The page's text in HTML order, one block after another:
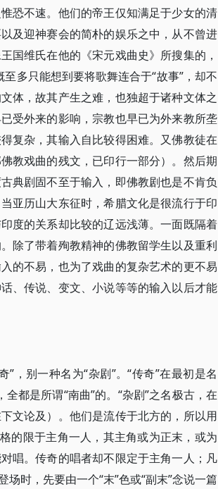
恐不速。他们的帝王仅知满足于少女的清
及迎神赛会的简朴的娱乐之中，从不曾进
国维氏在他的《宋元戏曲史》所搜集的，
多只能想到要将歌舞连合于“故事”，却不
体，故其产生之难，也独超于诸种文体之
受外来的影响，宗教也早已为外来教所垄
复杂，其输入自比较得困难。又佛教徒在
教戏曲的残文，已印行一部分）。然后期
典剧固不至于输入，即佛教剧也是不肯负
亚历山大东征时，希腊文化是很流行于印
度的关系却比较的辽远浅薄。一面既隔着
除了带着殉教精神的佛教留学生以及重利
的不易，也为了戏曲的复杂艺术的更不易
、传说、变文、小说等等的输入以后才能
，别一种名为“杂剧”。“传奇”在最初是名
都是所谓“南曲”的。“杂剧”之名极古，在
文论及）。他们是流传于北方的，所以用
的限于主角一人，其主角或为正末，或为
唱。传奇的唱者却不限定于主角一人；凡
时，先要由一个“末”色或“副末”念说一篇